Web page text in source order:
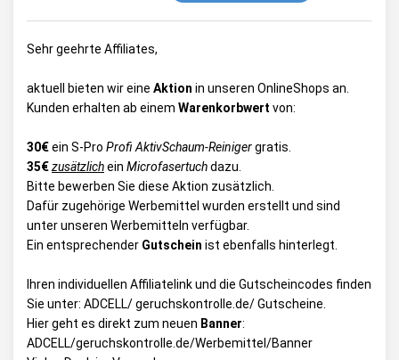
Sehr geehrte Affiliates,
aktuell bieten wir eine Aktion in unseren OnlineShops an.
Kunden erhalten ab einem Warenkorbwert von:
30€ein S-Pro Profi AktivSchaum-Reinigergratis.
35€zusätzlichein Microfasertuchdazu.
Bitte bewerben Sie diese Aktion zusätzlich.
Dafür zugehörige Werbemittel wurden erstellt und sind
unter unseren Werbemitteln verfügbar.
Ein entsprechender Gutschein ist ebenfalls hinterlegt.
Ihren individuellen Affiliatelink und die Gutscheincodes finden
Sie unter: ADCELL/ geruchskontrolle.de/ Gutscheine
Hier geht es direkt zum neuen Banner:
ADCELL/geruchskontrolle.de/Werbemittel/Banner